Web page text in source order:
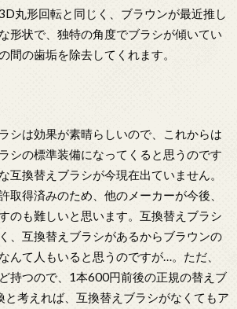
丸形回転と同じく、ブラウンが最近推し
形状で、独特の角度でブラシが傾いてい
間の歯垢を除去してくれます。
シは効果が素晴らしいので、これからは
シの標準装備になってくると思うのです
互換替えブラシが今現在出ていません。
取得済みのため、他のメーカーが今後、
のも難しいと思います。互換替えブラシ
、互換替えブラシがあるからブラウンの
んて人もいると思うのですが…。ただ、
持つので、1本600円前後の正規の替えブ
と考えれば、互換替えブラシがなくてもア